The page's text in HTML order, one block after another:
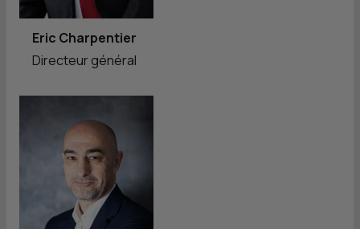
Eric Charpentier
Directeur général